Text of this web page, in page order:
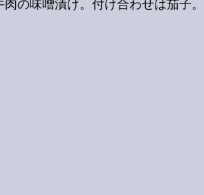
の味噌漬け。付け合わせは茄子。